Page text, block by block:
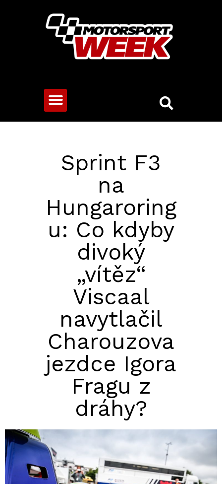
Sprint F3
na
Hungaroring
u: Co kdyby
divoký
„vítěz“
Viscaal
navytlačil
Charouzova
jezdce Igora
Fragu z
dráhy?